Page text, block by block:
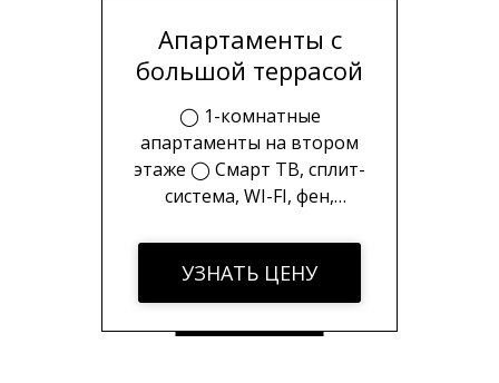
Апартаменты с
большой террасой
◯ 1-комнатные
апартаменты на втором
этаже ◯ Смарт ТВ, сплит-
система, WI-FI, фен,
Стиральная машина,
холодильник, плита, набор
посуды ◯ Набор
полотенец, шампунь, гель
УЗНАТЬ ЦЕНУ